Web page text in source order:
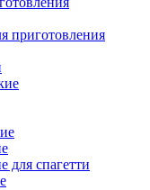
приготовления
для спагетти